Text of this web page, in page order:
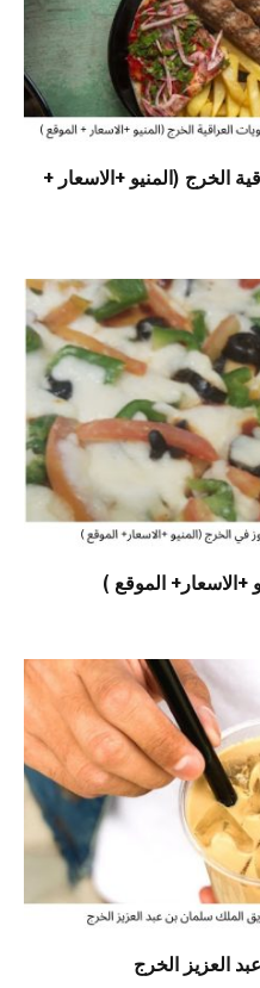
الخرج (المنيو +الاسعار +
الموقع )
العزيز الخرج